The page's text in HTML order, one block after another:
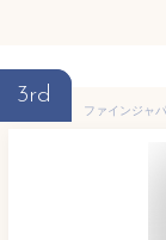
3rd